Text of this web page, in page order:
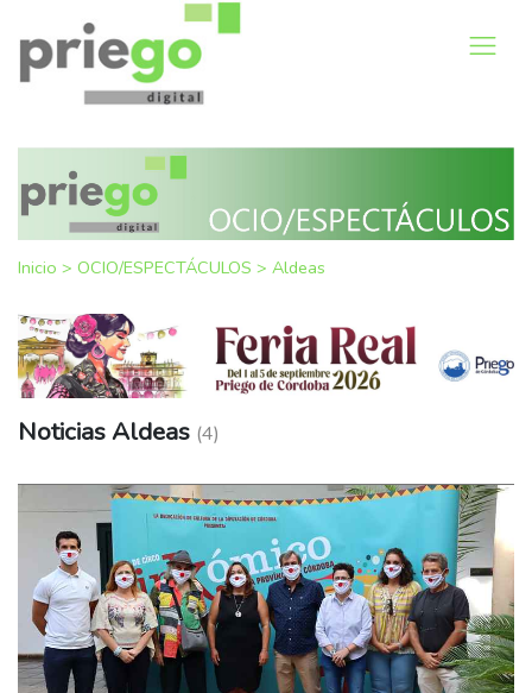
Inicio > OCIO/ESPECTÁCULOS > Aldeas
Noticias Aldeas (4)